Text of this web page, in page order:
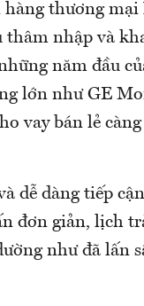
hàng thương
thâm nhập và
năm đầu
lớn như GE
vay bán lẻ
dễ dàng tiếp
đơn giản, lịch
như đã lấn